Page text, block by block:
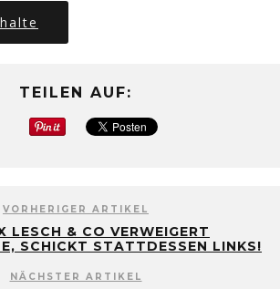
TEILEN AUF:
VORHERIGER ARTIKEL
LESCH & CO VERWEIGERT
SCHICKT STATTDESSEN LINKS!
NÄCHSTER ARTIKEL